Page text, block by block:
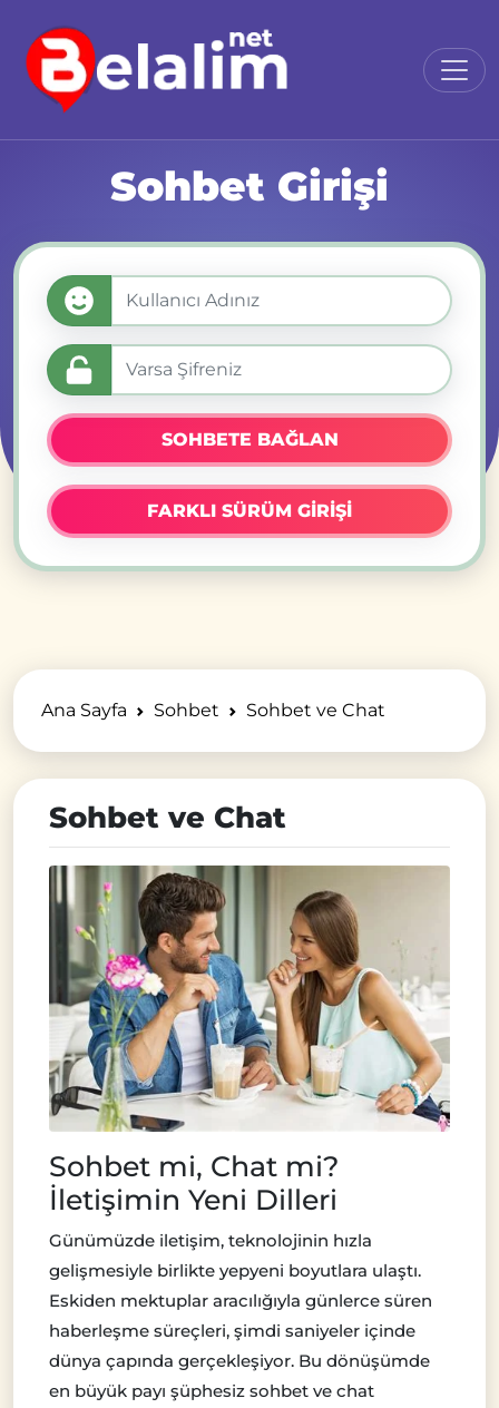
Sohbet Girişi
SOHBETE BAĞLAN
FARKLI SÜRÜM GİRİŞİ
Ana Sayfa Sohbet Sohbet ve Chat
Sohbet ve Chat
Sohbet mi, Chat mi?
İletişimin Yeni Dilleri
Günümüzde iletişim, teknolojinin hızla
gelişmesiyle birlikte yepyeni boyutlara ulaştı.
Eskiden mektuplar aracılığıyla günlerce süren
haberleşme süreçleri, şimdi saniyeler içinde
dünya çapında gerçekleşiyor. Bu dönüşümde
en büyük payı şüphesiz sohbet ve chat